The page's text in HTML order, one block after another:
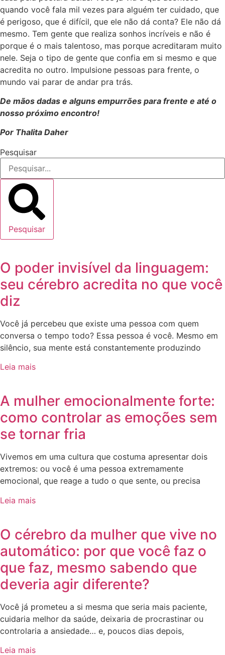
quando você fala mil vezes para alguém ter cuidado, que
é perigoso, que é difícil, que ele não dá conta? Ele não dá
mesmo. Tem gente que realiza sonhos incríveis e não é
porque é o mais talentoso, mas porque acreditaram muito
nele. Seja o tipo de gente que confia em si mesmo e que
acredita no outro. Impulsione pessoas para frente, o
mundo vai parar de andar pra trás.
De mãos dadas e alguns empurrões para frente e até o
nosso próximo encontro!
Por Thalita Daher
Pesquisar
Pesquisar
O poder invisível da linguagem:
seu cérebro acredita no que você
diz
Você já percebeu que existe uma pessoa com quem
conversa o tempo todo? Essa pessoa é você. Mesmo em
silêncio, sua mente está constantemente produzindo
Leia mais
A mulher emocionalmente forte:
como controlar as emoções sem
se tornar fria
Vivemos em uma cultura que costuma apresentar dois
extremos: ou você é uma pessoa extremamente
emocional, que reage a tudo o que sente, ou precisa
Leia mais
O cérebro da mulher que vive no
automático: por que você faz o
que faz, mesmo sabendo que
deveria agir diferente?
Você já prometeu a si mesma que seria mais paciente,
cuidaria melhor da saúde, deixaria de procrastinar ou
controlaria a ansiedade… e, poucos dias depois,
Leia mais